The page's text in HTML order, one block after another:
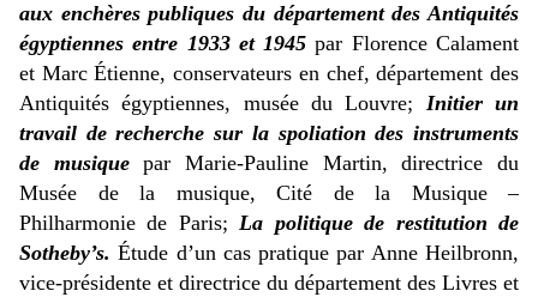
aux enchères publiques du département des Antiquités
égyptiennes entre 1933 et 1945 par Florence Calament
et Marc Étienne, conservateurs en chef, département des
Antiquités égyptiennes, musée du Louvre; Initier un
travail de recherche sur la spoliation des instruments
de musiquepar Marie-Pauline Martin, directrice du
Musée de la musique, Cité de la Musique –
Philharmonie de Paris;La politique de restitution de
Sotheby’s.Étude d’un cas pratique par Anne Heilbronn,
vice-présidente et directrice du département des Livres et